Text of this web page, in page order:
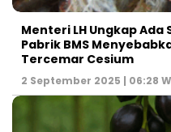
Menteri LH Ungkap
Pabrik BMS
Tercemar Cesium
2 September 2025 | 06:28